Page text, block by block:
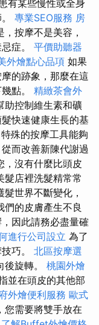
有某些慢性或全身
專業SEO服務 房
按摩不是美容，
症。 平價助聽器
外燴點心品項 如果
的跡象，那麼在這
點。 精緻茶會外
助控制維生素和礦
快速健康生長的基
特殊的按摩工具能夠
而改善新陳代謝過
，沒有什麼比頭皮
髮店裡洗髮精常常
世界不斷變化，
的皮膚產生不良
因此請務必盡量確
進行公司設立 為了
巧。 北區按摩選
旋轉。 桃園外燴
並在頭皮的其他部
外燴便利服務 歐式
您需要將雙手放在